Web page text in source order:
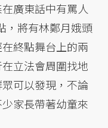
在廣東話中有罵人
，將有林鄭月娥頭
終點舞台上的兩
立法會周圍找地
可以發現，不論
家長帶著幼童來